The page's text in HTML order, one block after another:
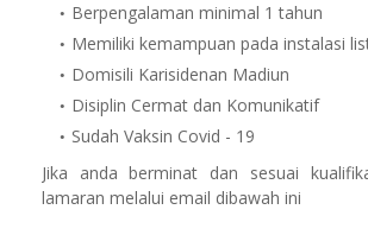
Berpengalaman minimal 1 tahun
Memiliki kemampuan pada instalasi
Domisili Karisidenan Madiun
Disiplin Cermat dan Komunikatif
Sudah Vaksin Covid - 19
Jika anda berminat dan sesuai
lamaran melalui email dibawah ini